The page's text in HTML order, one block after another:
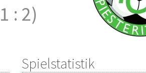
: 2)
Spielstatistik